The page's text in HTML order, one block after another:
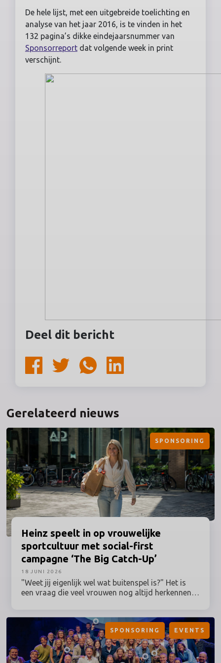
De hele lijst, met een uitgebreide toelichting en
analyse van het jaar 2016, is te vinden in het
132 pagina’s dikke eindejaarsnummer van
Sponsorreportdat volgende week in print
verschijnt.
Deel dit bericht
Gerelateerd nieuws
Heinz speelt in op vrouwelijke
sportcultuur met social-first
campagne ‘The Big Catch-Up’
"Weet jij eigenlijk wel wat buitenspel is?" Het is
een vraag die veel vrouwen nog altijd herkennen,
sportmomenten en de activaties daaromheen nog
vaak ontwikkeld vanuit een traditioneel beeld van
de sportfan. Heinz speelt daar deze zomer op in
en zet vrouwelijke sportfans centraal met The Big
SPONSORING
18 JUNI 2026
SPONSORING EVENTS